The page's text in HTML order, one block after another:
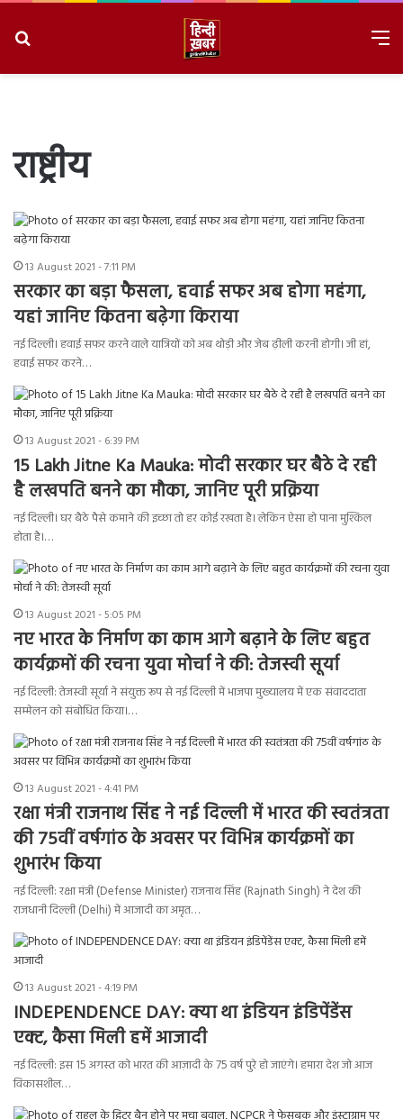
राष्ट्रीय
13 August 2021 - 7:11 PM
सरकार का बड़ा फैसला, हवाई सफर अब होगा महंगा,
यहां जानिए कितना बढ़ेगा किराया
नई दिल्ली। हवाई सफर करने वाले यात्रियों को अब थोड़ी और जेब ढ़ीली करनी होगी। जी हां,
हवाई सफर करने…
13 August 2021 - 6:39 PM
15 Lakh Jitne Ka Mauka: मोदी सरकार घर बैठे दे रही
है लखपति बनने का मौका, जानिए पूरी प्रक्रिया
नई दिल्ली। घर बैठे पैसे कमाने की इच्छा तो हर कोई रखता है। लेकिन ऐसा हो पाना मुश्किल
होता है।…
13 August 2021 - 5:05 PM
नए भारत के निर्माण का काम आगे बढ़ाने के लिए बहुत
कार्यक्रमों की रचना युवा मोर्चा ने की: तेजस्वी सूर्या
नई दिल्ली: तेजस्वी सूर्या ने संयुक्त रूप से नई दिल्ली में भाजपा मुख्यालय में एक संवाददाता
सम्मेलन को संबोधित किया।…
13 August 2021 - 4:41 PM
रक्षा मंत्री राजनाथ सिंह ने नई दिल्ली में भारत की स्वतंत्रता
की 75वीं वर्षगांठ के अवसर पर विभिन्न कार्यक्रमों का
शुभारंभ किया
नई दिल्ली: रक्षा मंत्री (Defense Minister) राजनाथ सिंह (Rajnath Singh) ने देश की
राजधानी दिल्ली (Delhi) में आजादी का अमृत…
13 August 2021 - 4:19 PM
INDEPENDENCE DAY: क्या था इंडियन इंडिपेंडेंस
एक्ट, कैसा मिली हमें आजादी
नई दिल्ली: इस 15 अगस्त को भारत की आज़ादी के 75 वर्ष पुरे हो जाएंगे। हमारा देश जो आज
विकासशील…